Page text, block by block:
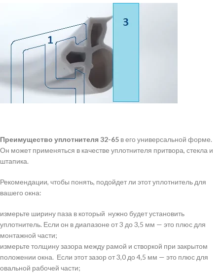
Преимущество уплотнителя 32-65 в его универсальной форме.
Он может применяться в качестве уплотнителя притвора, стекла и
штапика.
Рекомендации, чтобы понять, подойдет ли этот уплотнитель для
вашего окна:
измерьте ширину паза в который нужно будет установить
уплотнитель. Если он в диапазоне от 3 до 3,5 мм — это плюс для
монтажной части;
измерьте толщину зазора между рамой и створкой при закрытом
положении окна. Если этот зазор от 3,0 до 4,5 мм — это плюс для
овальной рабочей части;